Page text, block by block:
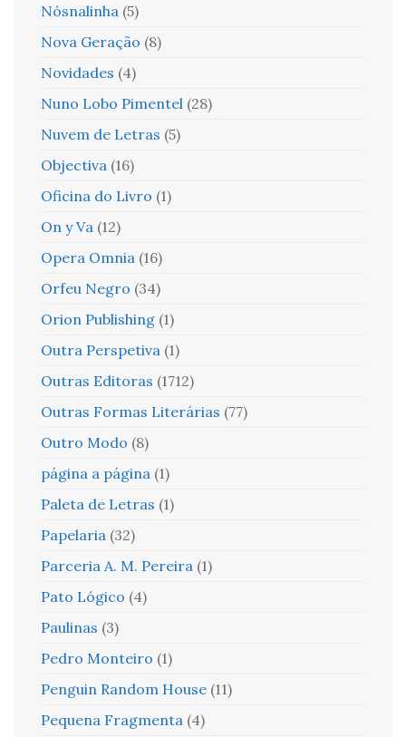
Nósnalinha (5)
Nova Geração (8)
Novidades (4)
Nuno Lobo Pimentel (28)
Nuvem de Letras (5)
Objectiva (16)
Oficina do Livro (1)
On y Va (12)
Opera Omnia (16)
Orfeu Negro (34)
Orion Publishing (1)
Outra Perspetiva (1)
Outras Editoras (1712)
Outras Formas Literárias (77)
Outro Modo (8)
página a página (1)
Paleta de Letras (1)
Papelaria (32)
Parceria A. M. Pereira (1)
Pato Lógico (4)
Paulinas (3)
Pedro Monteiro (1)
Penguin Random House (11)
Pequena Fragmenta (4)